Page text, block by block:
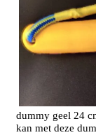
dummy geel 24
kan met deze